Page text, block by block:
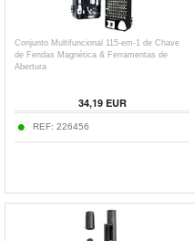
Conjunto Multifuncional 115-em-1 de Chave
de Fendas Magnética & Ferramentas de
Abertura
34,19EUR
REF: 226456